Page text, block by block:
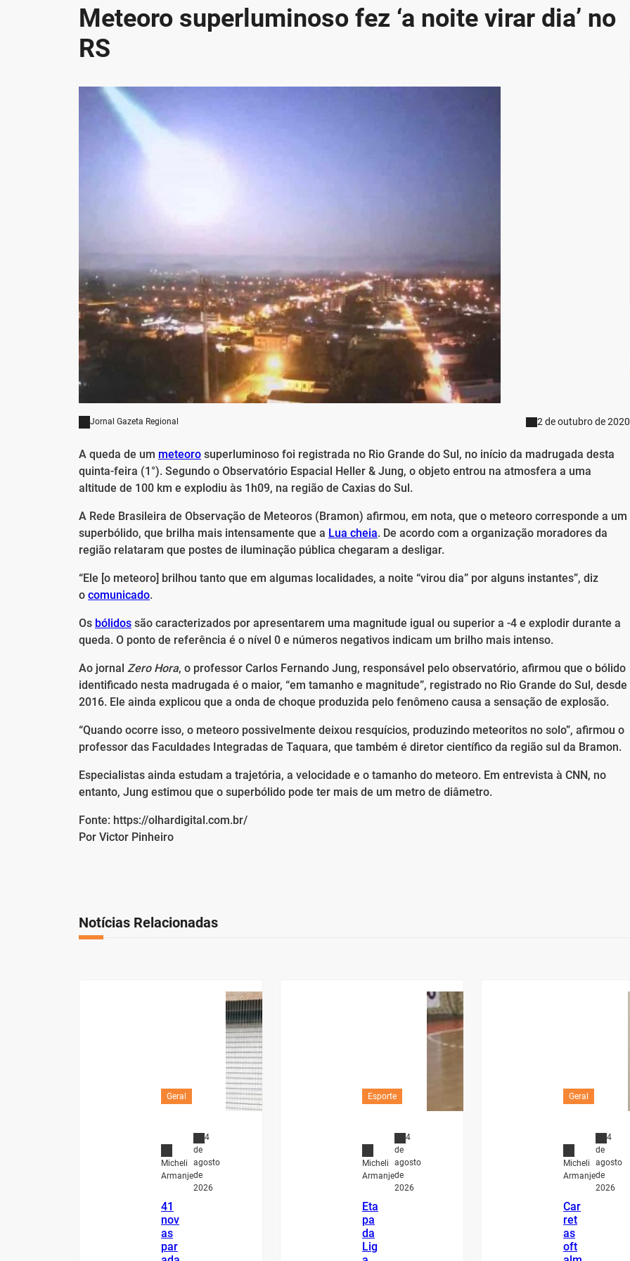
Meteoro superluminoso fez ‘a noite virar dia’ no
RS
Jornal Gazeta Regional 2 de outubro de 2020
A queda de um meteoro superluminoso foi registrada no Rio Grande do Sul, no início da madrugada desta
quinta-feira (1°). Segundo o Observatório Espacial Heller & Jung, o objeto entrou na atmosfera a uma
altitude de 100 km e explodiu às 1h09, na região de Caxias do Sul.
A Rede Brasileira de Observação de Meteoros (Bramon) afirmou, em nota, que o meteoro corresponde a um
superbólido, que brilha mais intensamente que a Lua cheia. De acordo com a organização moradores da
região relataram que postes de iluminação pública chegaram a desligar.
“Ele [o meteoro] brilhou tanto que em algumas localidades, a noite “virou dia” por alguns instantes”, diz
o comunicado.
Os bólidos são caracterizados por apresentarem uma magnitude igual ou superior a -4 e explodir durante a
queda. O ponto de referência é o nível 0 e números negativos indicam um brilho mais intenso.
Ao jornal Zero Hora, o professor Carlos Fernando Jung, responsável pelo observatório, afirmou que o bólido
identificado nesta madrugada é o maior, “em tamanho e magnitude”, registrado no Rio Grande do Sul, desde
2016. Ele ainda explicou que a onda de choque produzida pelo fenômeno causa a sensação de explosão.
“Quando ocorre isso, o meteoro possivelmente deixou resquícios, produzindo meteoritos no solo”, afirmou o
professor das Faculdades Integradas de Taquara, que também é diretor científico da região sul da Bramon.
Especialistas ainda estudam a trajetória, a velocidade e o tamanho do meteoro. Em entrevista à CNN, no
entanto, Jung estimou que o superbólido pode ter mais de um metro de diâmetro.
Fonte: https://olhardigital.com.br/
Por Victor Pinheiro
Notícias Relacionadas
Geral
Micheli
Armanje
4
de
agosto
de
2026
41
nov
as
par
Esporte
Micheli
Armanje
4
de
agosto
de
2026
Eta
pa
da
Lig
Geral
Micheli
Armanje
4
de
agosto
de
2026
Car
ret
as
oft